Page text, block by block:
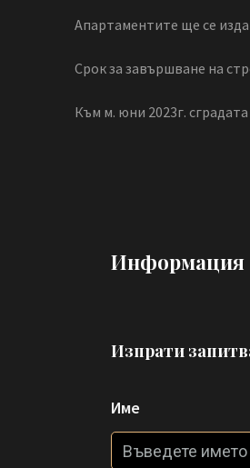
Апартаментите ще се
Срок за завършване на
Към м. юни 2023г.
Информация
Изпрати
Име